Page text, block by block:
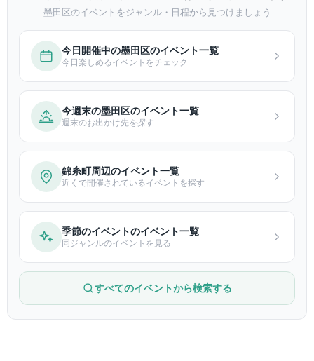
墨田区のイベントをジャンル・日程から見つけましょう
今日開催中の墨田区のイベント一覧
今日楽しめるイベントをチェック
今週末の墨田区のイベント一覧
週末のお出かけ先を探す
錦糸町周辺のイベント一覧
近くで開催されているイベントを探す
季節のイベントのイベント一覧
同ジャンルのイベントを見る
すべてのイベントから検索する